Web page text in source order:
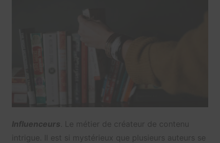
Influenceurs . Le métier de créateur de contenu
intrigue. Il est si mystérieux que plusieurs auteurs se